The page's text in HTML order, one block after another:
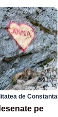
de Constanta
pe